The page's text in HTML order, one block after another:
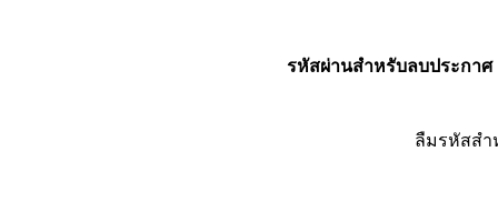
รหัสผ่านสำหรับลบประกาศ
ลืมรหัสส